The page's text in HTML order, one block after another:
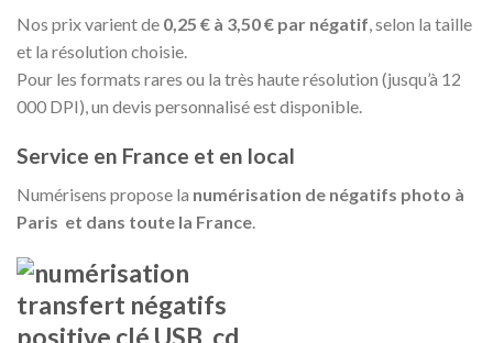
Nos prix varient de 0,25 € à 3,50 € par négatif, selon la taille
et la résolution choisie.
Pour les formats rares ou la très haute résolution (jusqu’à 12
000 DPI), un devis personnalisé est disponible.
Service en France et en local
Numérisens propose la numérisation de négatifs photo à
Paris et dans toute la France